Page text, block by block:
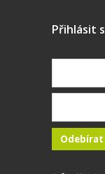
Přihlásit